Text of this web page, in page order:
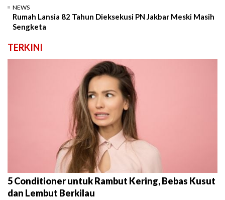
NEWS
Rumah Lansia 82 Tahun Dieksekusi PN Jakbar Meski Masih
Sengketa
TERKINI
5 Conditioner untuk Rambut Kering, Bebas Kusut
dan Lembut Berkilau